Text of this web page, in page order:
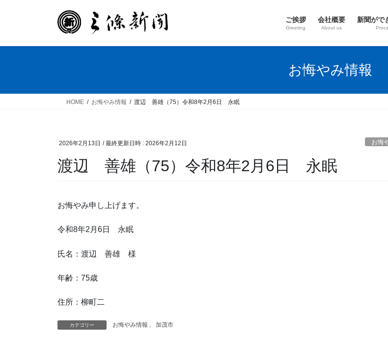
ご挨拶
Greeting
会社概要
About us
新聞がで
お悔やみ情報
HOME お悔やみ情報 渡辺 善雄（75）令和8年2月6日 永眠
2026年2月13日 / 最終更新日時 : 2026年2月12日 お悔
渡辺 善雄（75）令和8年2月6日 永眠
お悔やみ申し上げます。
令和8年2月6日 永眠
氏名：渡辺 善雄 様
年齢：75歳
住所：柳町二
カテゴリー お悔やみ情報 、 加茂市